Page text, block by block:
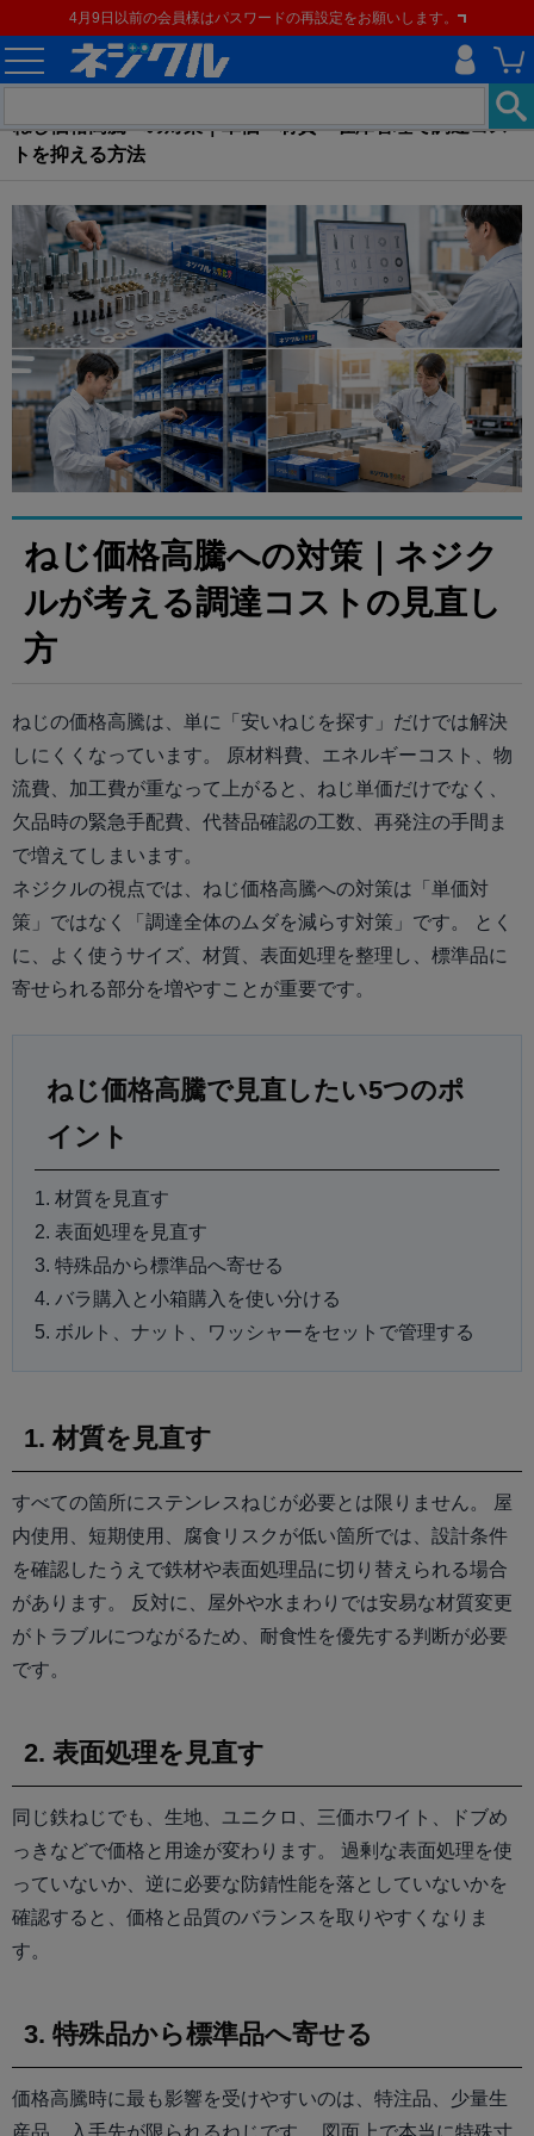
4月9日以前の会員様はパスワードの再設定をお願いします。
ねじ価格高騰への対策｜単価・材質・在庫管理で調達コス
トを抑える方法
ねじ価格高騰への対策｜ネジク
ルが考える調達コストの見直し
方
ねじの価格高騰は、単に「安いねじを探す」だけでは解決
しにくくなっています。 原材料費、エネルギーコスト、物
流費、加工費が重なって上がると、ねじ単価だけでなく、
欠品時の緊急手配費、代替品確認の工数、再発注の手間ま
で増えてしまいます。
ネジクルの視点では、ねじ価格高騰への対策は「単価対
策」ではなく「調達全体のムダを減らす対策」です。 とく
に、よく使うサイズ、材質、表面処理を整理し、標準品に
寄せられる部分を増やすことが重要です。
ねじ価格高騰で見直したい5つのポ
イント
1. 材質を見直す
2. 表面処理を見直す
3. 特殊品から標準品へ寄せる
4. バラ購入と小箱購入を使い分ける
5. ボルト、ナット、ワッシャーをセットで管理する
1. 材質を見直す
すべての箇所にステンレスねじが必要とは限りません。 屋
内使用、短期使用、腐食リスクが低い箇所では、設計条件
を確認したうえで鉄材や表面処理品に切り替えられる場合
があります。 反対に、屋外や水まわりでは安易な材質変更
がトラブルにつながるため、耐食性を優先する判断が必要
です。
2. 表面処理を見直す
同じ鉄ねじでも、生地、ユニクロ、三価ホワイト、ドブめ
っきなどで価格と用途が変わります。 過剰な表面処理を使
っていないか、逆に必要な防錆性能を落としていないかを
確認すると、価格と品質のバランスを取りやすくなりま
す。
3. 特殊品から標準品へ寄せる
価格高騰時に最も影響を受けやすいのは、特注品、少量生
産品、入手先が限られるねじです。 図面上で本当に特殊寸